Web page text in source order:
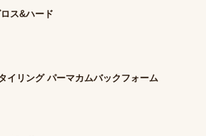
ス&ハード
イリング パーマカムバックフォーム